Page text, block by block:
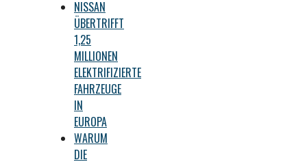
NISSAN
ÜBERTRIFFT
1,25
MILLIONEN
ELEKTRIFIZIERTE
FAHRZEUGE
IN
EUROPA
WARUM
DIE